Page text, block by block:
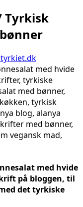
Tyrkisk
med hvide
på bloggen, til
det tyrkiske